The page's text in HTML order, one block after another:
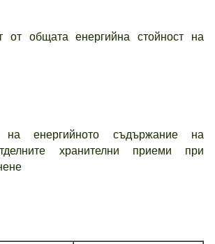
от общата енергийна стойност на
на енергийното съдържание на
хранителни приеми при